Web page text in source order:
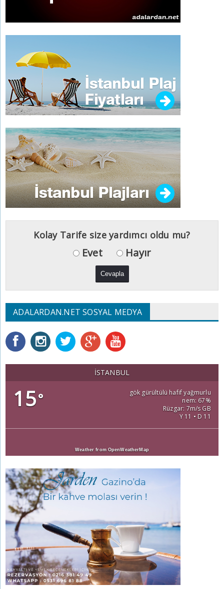
Kolay Tarife size yardımcı oldu mu?
Evet Hayır
ADALARDAN.NET SOSYAL MEDYA
İSTANBUL
15°
gök gürültülü hafif yağmurlu
nem: 67%
Rüzgar: 7m/s GB
Y 11 • D 11
Weather from OpenWeatherMap